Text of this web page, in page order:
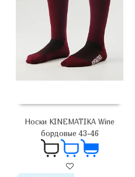
Носки KINEMATIKA Wine
бордовые 43-46